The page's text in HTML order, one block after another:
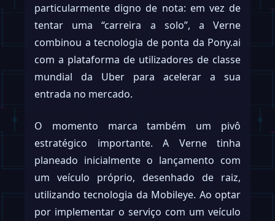
particularmente digno de nota: em vez de
tentar uma “carreira a solo”, a Verne
combinou a tecnologia de ponta da Pony.ai
com a plataforma de utilizadores de classe
mundial da Uber para acelerar a sua
entrada no mercado.
O momento marca também um pivô
estratégico importante. A Verne tinha
planeado inicialmente o lançamento com
um veículo próprio, desenhado de raiz,
utilizando tecnologia da Mobileye. Ao optar
por implementar o serviço com um veículo